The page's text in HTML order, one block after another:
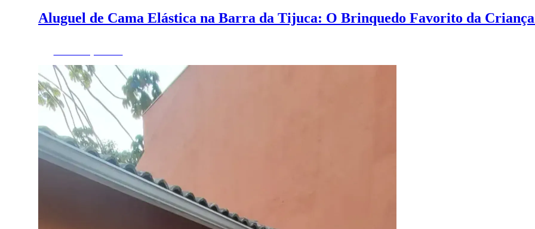
Aluguel de Cama Elástica na Barra da Tijuca: O Brinquedo Favorito da